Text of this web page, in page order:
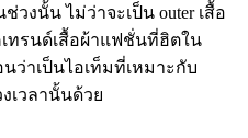
งนั้น ไม่ว่าจะเป็น outer เสื้อ
ทรนด์เสื้อผ้าแฟชั่นที่ฮิตใน
าเป็นไอเท็มที่เหมาะกับ
เวลานั้นด้วย